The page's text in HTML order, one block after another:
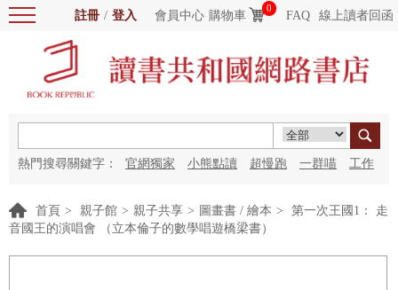
註冊 / 登入 會員中心 購物車
0
FAQ 線上讀者回函
熱門搜尋關鍵字： 官網獨家 小熊點讀 超慢跑 一群喵 工作
首頁 > 親子館 > 親子共享 > 圖畫書 / 繪本 >
第一次王國1： 走
音國王的演唱會 （立本倫子的數學唱遊橋梁書）